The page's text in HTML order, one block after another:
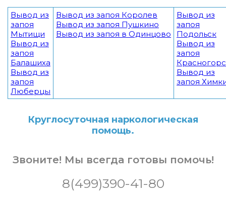
Вывод из
запоя
Мытищи
Вывод из
запоя
Балашиха
Вывод из
запоя
Люберцы
Вывод из запоя Королев
Вывод из запоя Пушкино
Вывод из запоя в Одинцово
Вывод из
запоя
Подольск
Вывод из
запоя
Вывод из
запоя
Круглосуточная наркологическая
помощь.
Звоните! Мы всегда готовы помочь!
8(499)390-41-80